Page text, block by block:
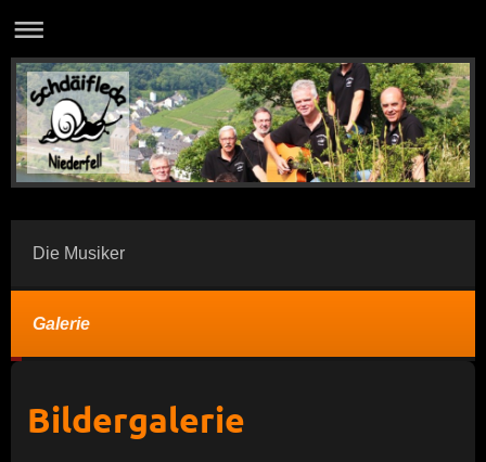
Die Musiker
Galerie
Bildergalerie